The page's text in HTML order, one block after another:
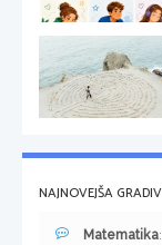
NAJNOVEJŠA
Matematika